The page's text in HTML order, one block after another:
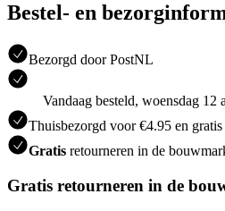
Bestel- en
Bezorgd door PostNL
Vandaag besteld, woensdag 12
Thuisbezorgd voor €4.95 en
Gratis retourneren in de
Gratis retourneren in de